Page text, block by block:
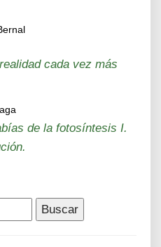
cada vez más
de la fotosíntesis I.